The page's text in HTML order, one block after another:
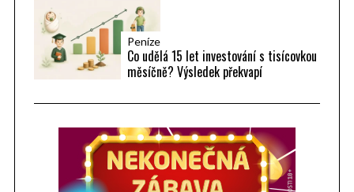
Peníze
Co udělá 15 let investování s tisícovkou
měsíčně? Výsledek překvapí